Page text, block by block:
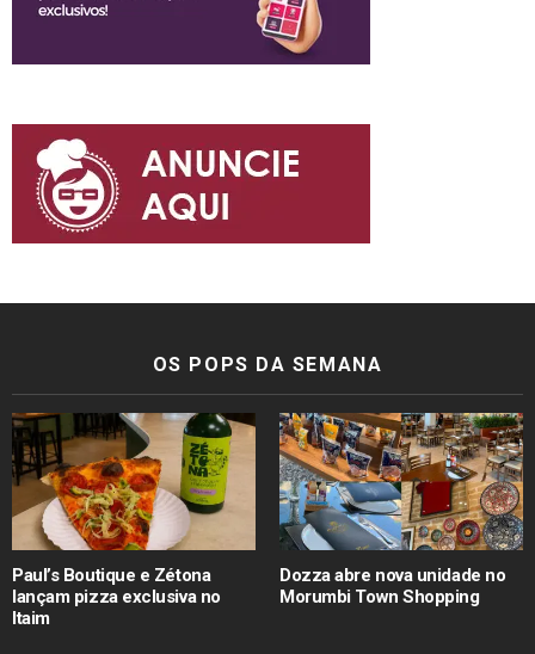
OS POPS DA SEMANA
Paul’s Boutique e Zétona
lançam pizza exclusiva no
Itaim
Dozza abre nova unidade no
Morumbi Town Shopping